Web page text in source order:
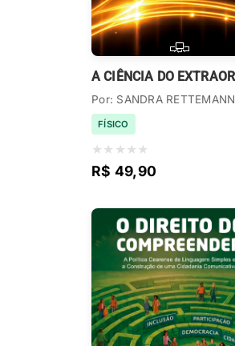
Por: SANDRA RETTEMANN
FÍSICO
★ ★ ★ ★ ★
R$ 49,90